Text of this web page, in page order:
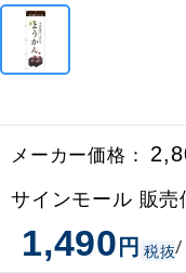
メーカー価格：
サインモール 販売
1,490円 税抜/